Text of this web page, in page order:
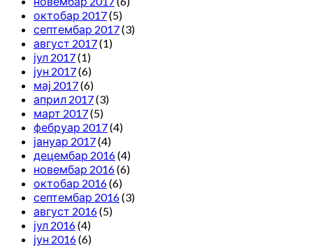
октобар 2017(5)
септембар 2017(3)
август 2017(1)
јул 2017(1)
јун 2017(6)
мај 2017(6)
април 2017(3)
март 2017(5)
фебруар 2017(4)
јануар 2017(4)
децембар 2016(4)
новембар 2016(6)
октобар 2016(6)
септембар 2016(3)
август 2016(5)
јул 2016(4)
јун 2016(6)